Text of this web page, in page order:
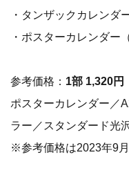
・タンザックカレンダ
・ポスターカレンダー
参考価格： 1部 1,320円
ポスターカレンダー／
ラー／スタンダード光
※参考価格は2023年9